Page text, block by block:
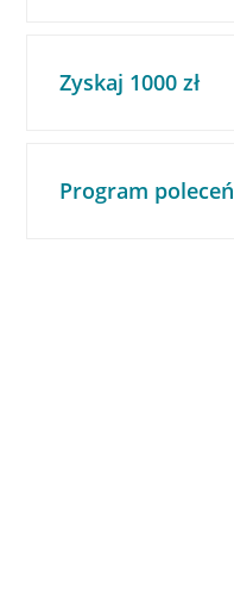
Zyskaj 1000 zł
Program poleceń